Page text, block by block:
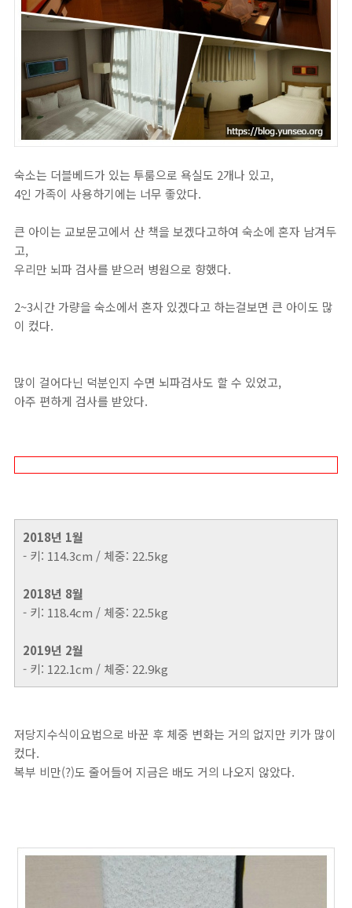
숙소는 더블베드가 있는 투룸으로 욕실도 2개나 있고,
4인 가족이 사용하기에는 너무 좋았다.
큰 아이는 교보문고에서 산 책을 보겠다고하여 숙소에 혼자 남겨두
고,
우리만 뇌파 검사를 받으러 병원으로 향했다.
2~3시간 가량을 숙소에서 혼자 있겠다고 하는걸보면 큰 아이도 많
이 컸다.
많이 걸어다닌 덕분인지 수면 뇌파검사도 할 수 있었고,
아주 편하게 검사를 받았다.
2018년 1월
- 키: 114.3cm / 체중: 22.5kg
2018년 8월
- 키: 118.4cm / 체중: 22.5kg
2019년 2월
- 키: 122.1cm / 체중: 22.9kg
저당지수식이요법으로 바꾼 후 체중 변화는 거의 없지만 키가 많이
컸다.
복부 비만(?)도 줄어들어 지금은 배도 거의 나오지 않았다.